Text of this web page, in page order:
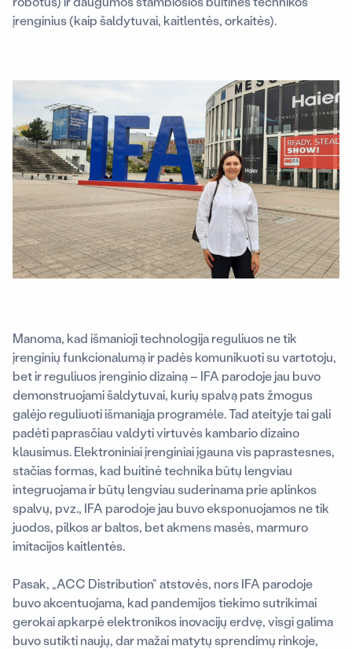
įrenginius (kaip šaldytuvai, kaitlentės, orkaitės).
Manoma, kad išmanioji technologija reguliuos ne tik
įrenginių funkcionalumą ir padės komunikuoti su vartotoju,
bet ir reguliuos įrenginio dizainą – IFA parodoje jau buvo
demonstruojami šaldytuvai, kurių spalvą pats žmogus
galėjo reguliuoti išmaniąja programėle. Tad ateityje tai gali
padėti paprasčiau valdyti virtuvės kambario dizaino
klausimus. Elektroniniai įrenginiai įgauna vis paprastesnes,
stačias formas, kad buitinė technika būtų lengviau
integruojama ir būtų lengviau suderinama prie aplinkos
spalvų, pvz., IFA parodoje jau buvo eksponuojamos ne tik
juodos, pilkos ar baltos, bet akmens masės, marmuro
imitacijos kaitlentės.
Pasak, „ACC Distribution“ atstovės, nors IFA parodoje
buvo akcentuojama, kad pandemijos tiekimo sutrikimai
gerokai apkarpė elektronikos inovacijų erdvę, visgi galima
buvo sutikti naujų, dar mažai matytų sprendimų rinkoje,